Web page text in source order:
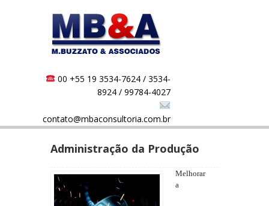
00 +55 19 3534-7624 / 3534-
8924 / 99784-4027
contato@mbaconsultoria.com.br
Administração da Produção
Melhorar
a